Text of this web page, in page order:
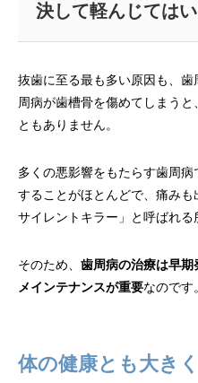
決して軽んじては
抜歯に至る最も多い原因も、
周病が歯槽骨を傷めてしまう
ともありません。
多くの悪影響をもたらす歯周
することがほとんどで、痛み
サイレントキラー」と呼ばれる
そのため、 歯周病の治療は早期
メインテナンスが重要なのです
体の健康とも大き